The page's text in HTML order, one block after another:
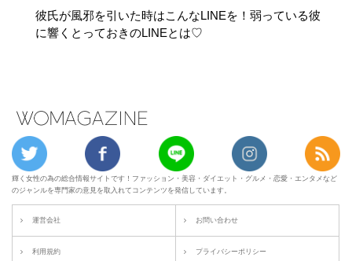
彼氏が風邪を引いた時はこんなLINEを！弱っている彼
に響くとっておきのLINEとは♡
輝く女性の為の総合情報サイトです！ファッション・美容・ダイエット・グルメ・恋愛・エンタメなど
のジャンルを専門家の意見を取入れてコンテンツを発信しています。
運営会社 お問い合わせ
利用規約 プライバシーポリシー